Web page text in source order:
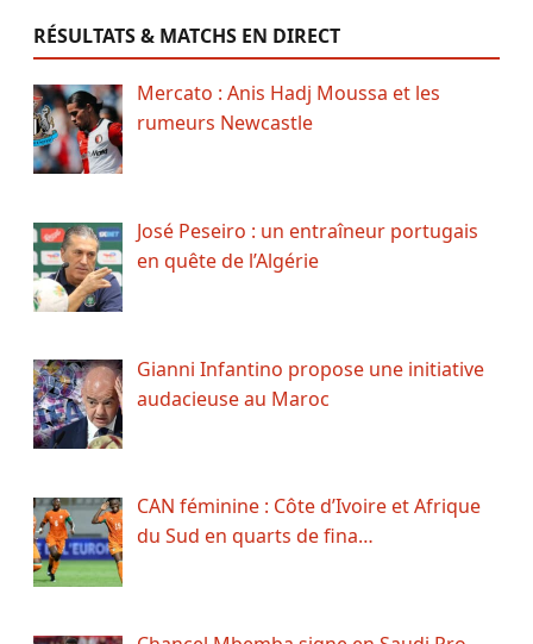
RÉSULTATS & MATCHS EN DIRECT
Mercato : Anis Hadj Moussa et les
rumeurs Newcastle
José Peseiro : un entraîneur portugais
en quête de l’Algérie
Gianni Infantino propose une initiative
audacieuse au Maroc
CAN féminine : Côte d’Ivoire et Afrique
du Sud en quarts de fina…